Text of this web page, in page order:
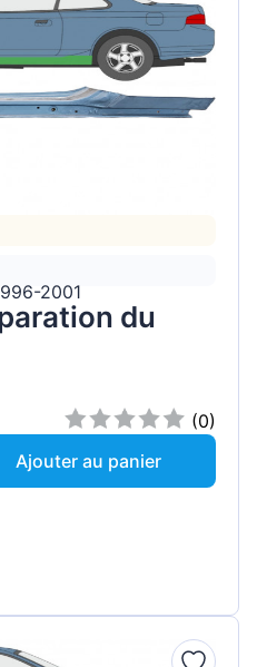
2001
du
(0)
Ajouter au panier